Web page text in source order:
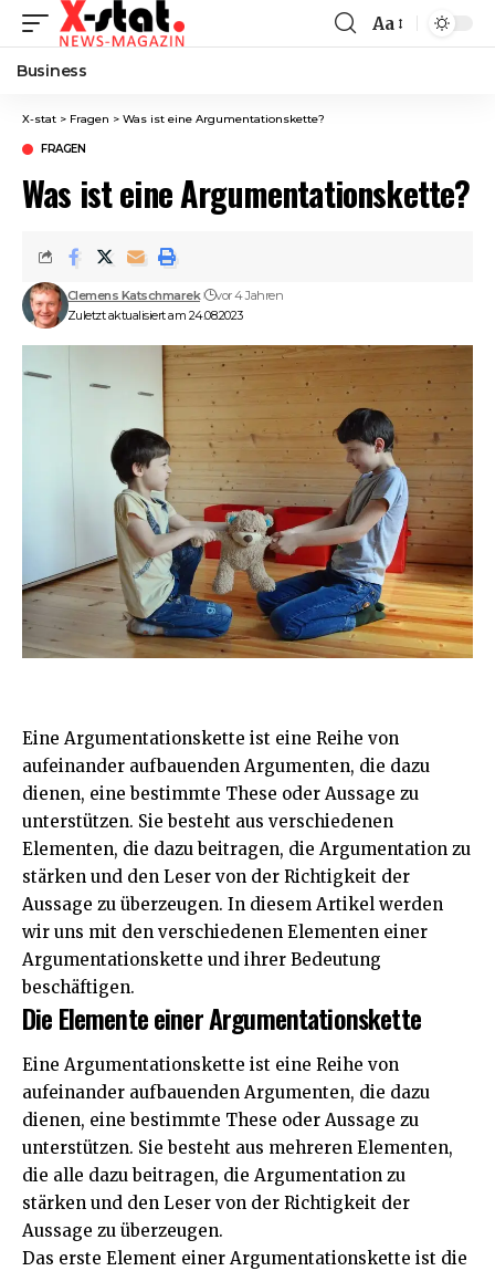
Font
Aa
Business
X-stat > Fragen > Was ist eine Argumentationskette?
FRAGEN
Was ist eine Argumentationskette?
Zuletzt aktualisiert am 24.08.2023
Clemens Katschmarek vor 4 Jahren
Eine Argumentationskette ist eine Reihe von
aufeinander aufbauenden Argumenten, die dazu
dienen, eine bestimmte These oder Aussage zu
unterstützen. Sie besteht aus verschiedenen
Elementen, die dazu beitragen, die Argumentation zu
stärken und den Leser von der Richtigkeit der
Aussage zu überzeugen. In diesem Artikel werden
wir uns mit den verschiedenen Elementen einer
Argumentationskette und ihrer Bedeutung
beschäftigen.
Die Elemente einer Argumentationskette
Eine Argumentationskette ist eine Reihe von
aufeinander aufbauenden Argumenten, die dazu
dienen, eine bestimmte These oder Aussage zu
unterstützen. Sie besteht aus mehreren Elementen,
die alle dazu beitragen, die Argumentation zu
stärken und den Leser von der Richtigkeit der
Aussage zu überzeugen.
Das erste Element einer Argumentationskette ist die